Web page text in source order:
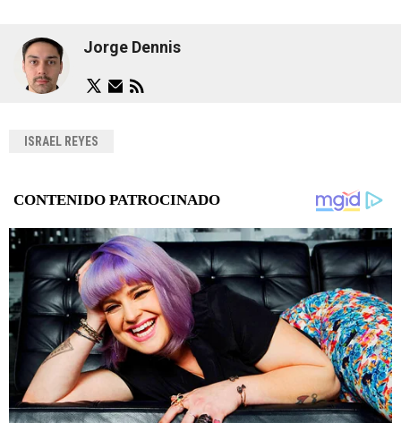
Jorge Dennis
ISRAEL REYES